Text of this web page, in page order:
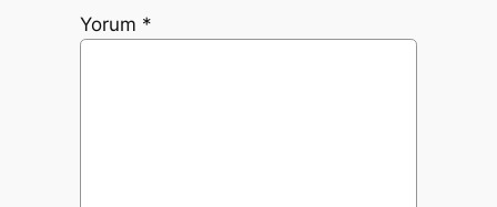
Yorum *